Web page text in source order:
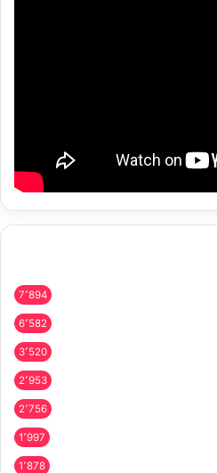
7٬894
6٬582
3٬520
2٬953
2٬756
1٬997
1٬878